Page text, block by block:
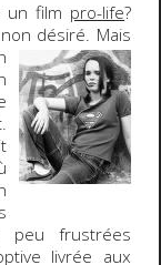
un film pro-life?
désiré. Mais
peu frustrées
livrée aux